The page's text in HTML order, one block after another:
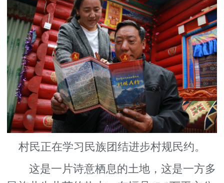
村民正在学习民族团结进步村规民约。
这是一片诗意栖息的土地，这是一方多